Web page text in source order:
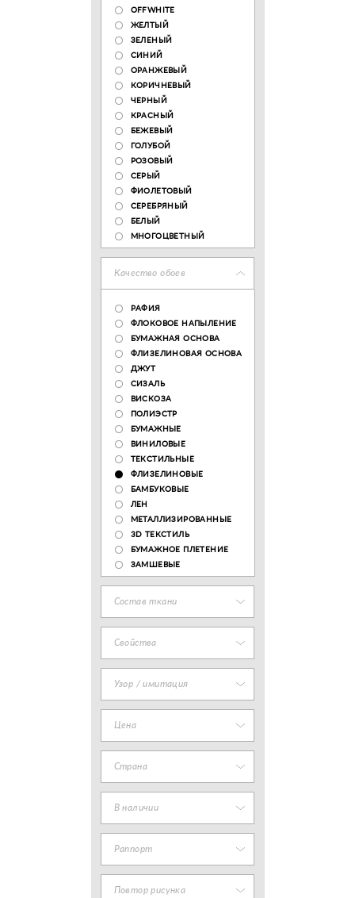
OFFWHITE
ЖЕЛТЫЙ
ЗЕЛЕНЫЙ
СИНИЙ
ОРАНЖЕВЫЙ
КОРИЧНЕВЫЙ
ЧЕРНЫЙ
КРАСНЫЙ
БЕЖЕВЫЙ
ГОЛУБОЙ
РОЗОВЫЙ
СЕРЫЙ
ФИОЛЕТОВЫЙ
СЕРЕБРЯНЫЙ
БЕЛЫЙ
МНОГОЦВЕТНЫЙ
Качество обоев
РАФИЯ
ФЛОКОВОЕ НАПЫЛЕНИЕ
БУМАЖНАЯ ОСНОВА
ФЛИЗЕЛИНОВАЯ ОСНОВА
ДЖУТ
СИЗАЛЬ
ВИСКОЗА
ПОЛИЭСТР
БУМАЖНЫЕ
ВИНИЛОВЫЕ
ТЕКСТИЛЬНЫЕ
ФЛИЗЕЛИНОВЫЕ
БАМБУКОВЫЕ
ЛЕН
МЕТАЛЛИЗИРОВАННЫЕ
3D ТЕКСТИЛЬ
БУМАЖНОЕ ПЛЕТЕНИЕ
ЗАМШЕВЫЕ
Состав ткани
Свойства
Узор / имитация
Цена
Страна
В наличии
Раппорт
Повтор рисунка